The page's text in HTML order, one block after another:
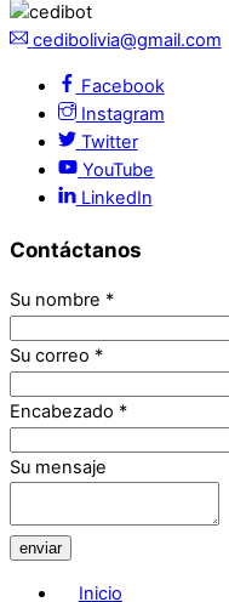
cedibolivia@gmail.com
Facebook
Instagram
Twitter
YouTube
LinkedIn
Contáctanos
Su nombre *
Su correo *
Encabezado *
Su mensaje
enviar
Inicio